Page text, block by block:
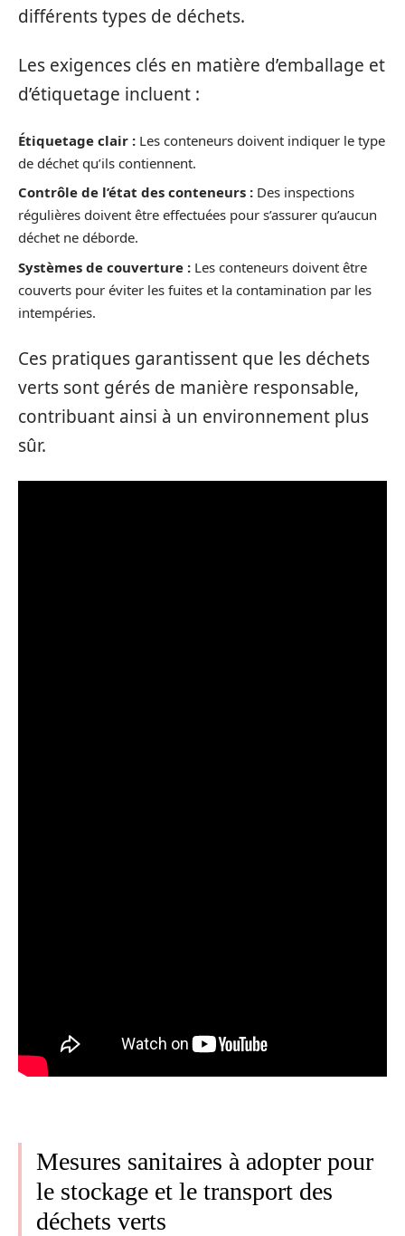
différents types de déchets.
Les exigences clés en matière d’emballage et
d’étiquetage incluent :
Étiquetage clair : Les conteneurs doivent indiquer le type
de déchet qu’ils contiennent.
Contrôle de l’état des conteneurs : Des inspections
régulières doivent être effectuées pour s’assurer qu’aucun
déchet ne déborde.
Systèmes de couverture : Les conteneurs doivent être
couverts pour éviter les fuites et la contamination par les
intempéries.
Ces pratiques garantissent que les déchets
verts sont gérés de manière responsable,
contribuant ainsi à un environnement plus
sûr.
Mesures sanitaires à adopter pour
le stockage et le transport des
déchets verts